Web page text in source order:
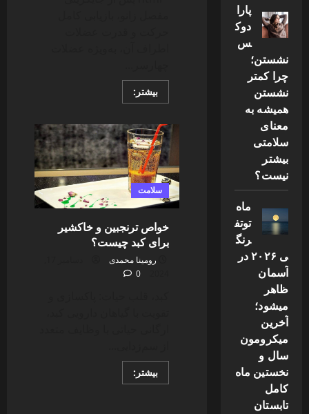
بیشتر:Read
more
برای
خم
شدن
زانو
بعد
از
عمل
مفصل
سلامت
خواص ترنجبین و خاکشیر
برای کبد چیست؟
رومینا محمدی
0
بیشتر:Read
more
پارا
دوک
س
نشستن؛
چرا کمتر
نشستن
همیشه به
معنای
سلامتی
بیشتر
نیست؟
ماه
توتف
رنگ
ی ۲۰۲۶ در
آسمان
ظاهر
میشود؛
آخرین
میکرومون
سال و
نخستین ماه
کامل
تابستان